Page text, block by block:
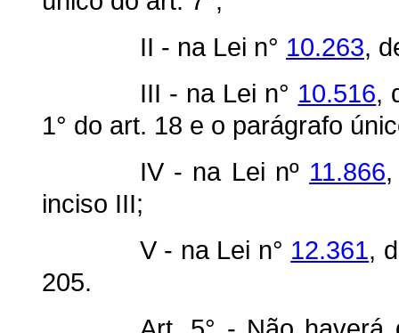
II - na Lei n° 10.263,
III - na Lei n° 10.516,
1° do art. 18 e o parágrafo
IV - na Lei nº 11.866
inciso III;
V - na Lei n° 12.361,
205.